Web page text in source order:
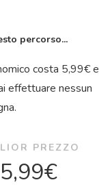
percorso...
costa 5,99€ e
effettuare nessun
PREZZO
5,99€